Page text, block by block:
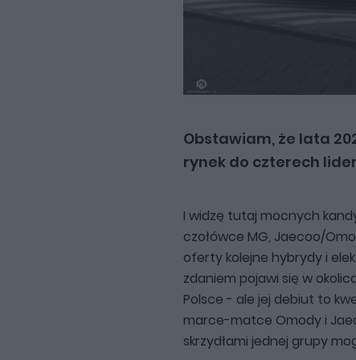
Obstawiam, że lata
rynek do czterech
I widzę tutaj mocnych
czołówce MG, Jaecoo/
oferty kolejne hybrydy i
zdaniem pojawi się w
Polsce - ale jej debiut to
marce-matce Omody i
skrzydłami jednej grupy